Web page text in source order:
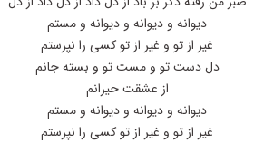
دیوانه و دیوانه و دیوانه و مستم
غیر از تو و غیر از تو کسی را نپرستم
دل دست تو و مست تو و بسته جانم
از عشقت حیرانم
دیوانه و دیوانه و دیوانه و مستم
غیر از تو و غیر از تو کسی را نپرستم